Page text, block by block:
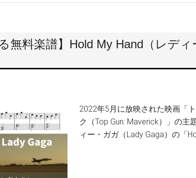
無料楽譜】Hold My Hand（レデ
2022年5月に放映された映画「
ク（Top Gun: Maverick）」の主
ィー・ガガ（Lady Gaga）の「